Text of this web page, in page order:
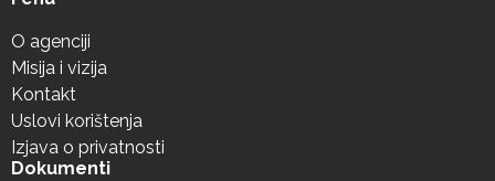
O agenciji
Misija i vizija
Kontakt
Uslovi korištenja
Izjava o privatnosti
Dokumenti